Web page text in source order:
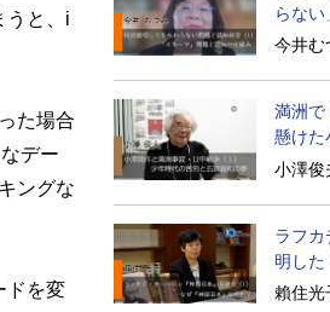
うと、i
た場合
デー
ングな
ドを変
らない
仕組み
今井む
満洲で
懸けた
開作
小澤俊
ラフカ
明した
密と未
賴住光